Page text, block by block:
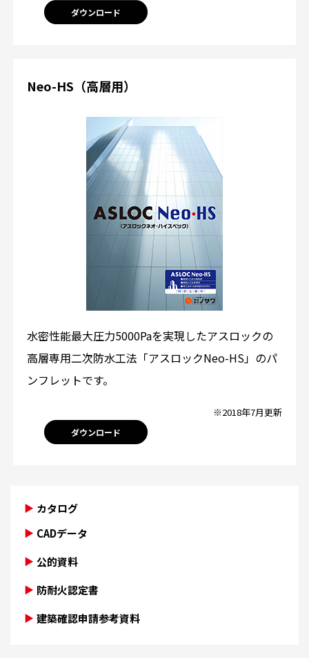
ダウンロード
Neo-HS（高層用）
水密性能最大圧力5000Paを実現したアスロックの
高層専用二次防水工法「アスロックNeo-HS」のパ
ンフレットです。
※2018年7月更新
ダウンロード
カタログ
CADデータ
公的資料
防耐火認定書
建築確認申請参考資料